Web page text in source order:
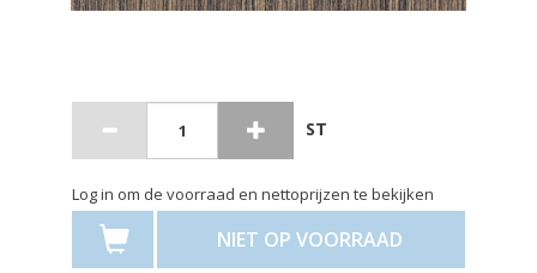
ST
Log in om de voorraad en nettoprijzen te bekijken
NIET OP VOORRAAD